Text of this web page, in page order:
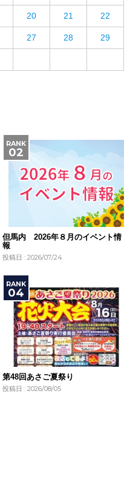
20 21 22
27 28 29
但馬内 2026年８月のイベント情
報
投稿日 : 2026/07/24
第48回あさご夏祭り
投稿日 : 2026/08/05